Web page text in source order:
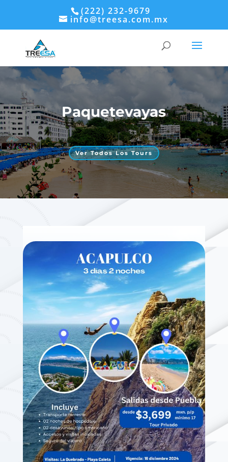
(222) 232-9679
info@treesa.com.mx
Paquetevayas
Ver Todos Los Tours